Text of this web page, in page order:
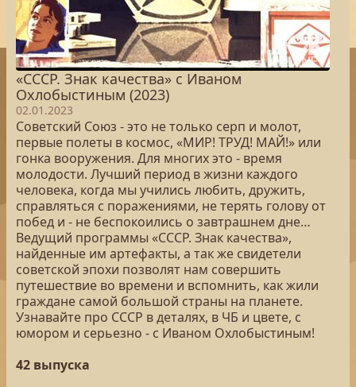
«СССР. Знак качества» с Иваном
Охлобыстиным (2023)
02.01.2023
Советский Союз - это не только серп и молот,
первые полеты в космос, «МИР! ТРУД! МАЙ!» или
гонка вооружения. Для многих это - время
молодости. Лучший период в жизни каждого
человека, когда мы учились любить, дружить,
справляться с поражениями, не терять голову от
побед и - не беспокоились о завтрашнем дне…
Ведущий программы «СССР. Знак качества»,
найденные им артефакты, а так же свидетели
советской эпохи позволят нам совершить
путешествие во времени и вспомнить, как жили
граждане самой большой страны на планете.
Узнавайте про СССР в деталях, в ЧБ и цвете, с
юмором и серьезно - с Иваном Охлобыстиным!
42 выпуска